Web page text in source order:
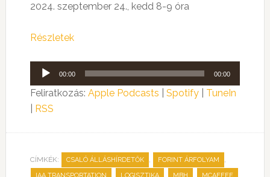
2024. szeptember 24., kedd 8-9 óra
Részletek
Audió
lejátszó
00:00 00:00
Feliratkozás: Apple Podcasts Spotify| TuneIn
RSS
CÍMKÉK: CSALÓ ÁLLÁSHÍRDETŐK , FORINT ÁRFOLYAM ,
, , , ,